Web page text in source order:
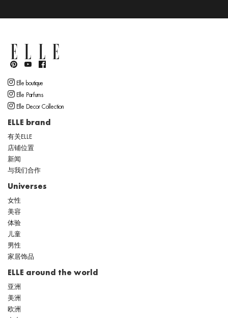
Elle boutique
Elle Parfums
Elle Decor Collection
ELLE brand
有关ELLE
店铺位置
新闻
与我们合作
Universes
女性
美容
体验
儿童
男性
家居饰品
ELLE around the world
亚洲
美洲
欧洲